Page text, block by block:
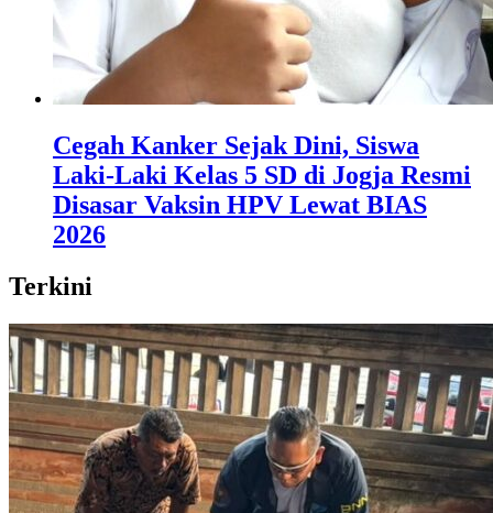
Cegah Kanker Sejak Dini, Siswa
Laki-Laki Kelas 5 SD di Jogja Resmi
Disasar Vaksin HPV Lewat BIAS
2026
Terkini